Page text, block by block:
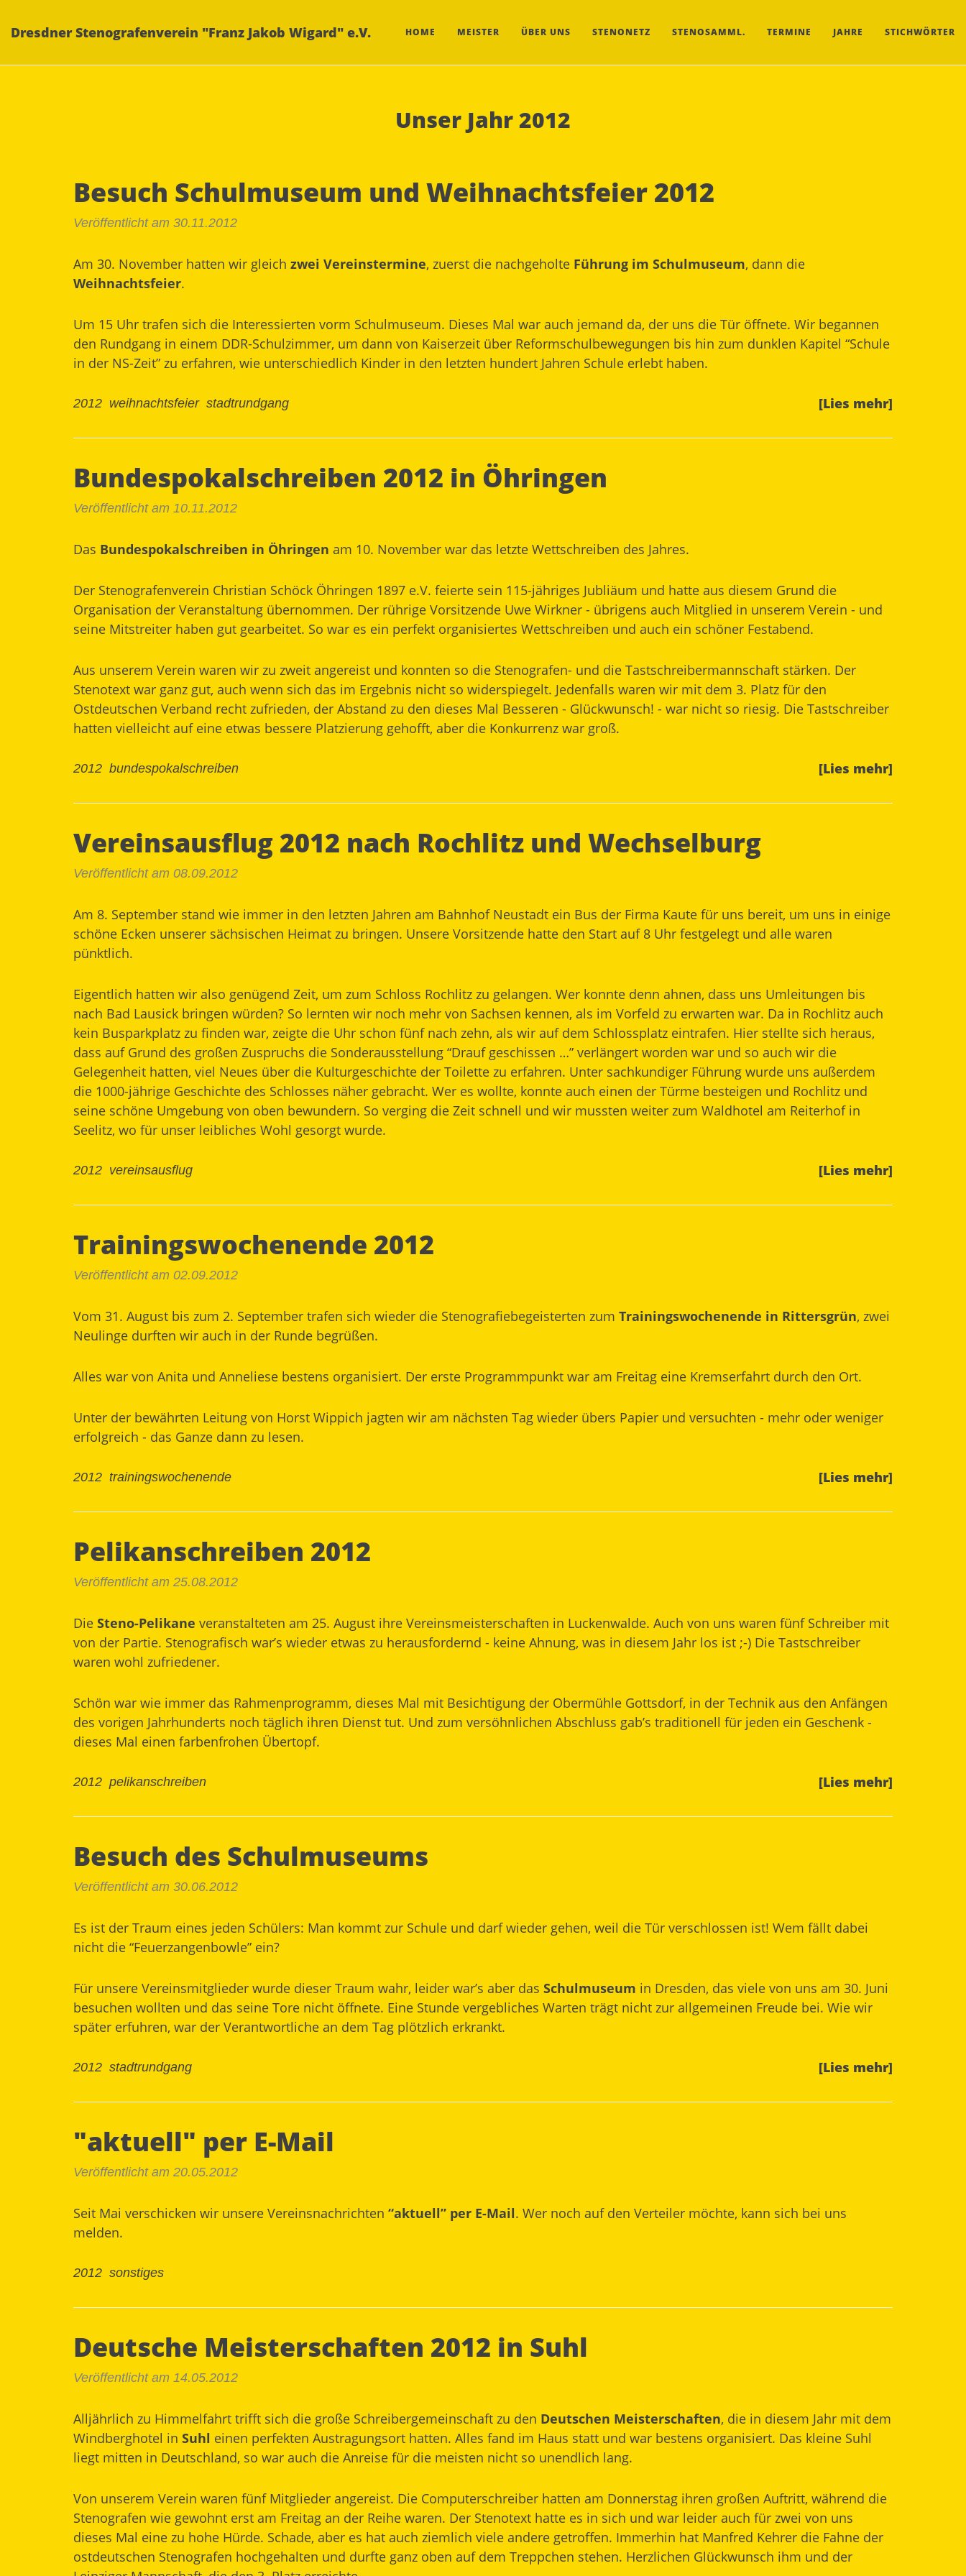
Dresdner Stenografenverein "Franz Jakob Wigard" e.V. HOME MEISTER ÜBER UNS STENONETZ STENOSAMML. TERMINE JAHRE STICHWÖRTER
Unser Jahr 2012
Besuch Schulmuseum und Weihnachtsfeier 2012
Veröffentlicht am 30.11.2012
Am 30. November hatten wir gleich zwei Vereinstermine, zuerst die nachgeholte Führung im Schulmuseum, dann die
Weihnachtsfeier.
Um 15 Uhr trafen sich die Interessierten vorm Schulmuseum. Dieses Mal war auch jemand da, der uns die Tür öffnete. Wir begannen
den Rundgang in einem DDR-Schulzimmer, um dann von Kaiserzeit über Reformschulbewegungen bis hin zum dunklen Kapitel “Schule
in der NS-Zeit” zu erfahren, wie unterschiedlich Kinder in den letzten hundert Jahren Schule erlebt haben.
[Lies mehr]
2012 weihnachtsfeier stadtrundgang
Bundespokalschreiben 2012 in Öhringen
Veröffentlicht am 10.11.2012
Das Bundespokalschreiben in Öhringen am 10. November war das letzte Wettschreiben des Jahres.
Der Stenografenverein Christian Schöck Öhringen 1897 e.V. feierte sein 115-jähriges Jubliäum und hatte aus diesem Grund die
Organisation der Veranstaltung übernommen. Der rührige Vorsitzende Uwe Wirkner - übrigens auch Mitglied in unserem Verein - und
seine Mitstreiter haben gut gearbeitet. So war es ein perfekt organisiertes Wettschreiben und auch ein schöner Festabend.
Aus unserem Verein waren wir zu zweit angereist und konnten so die Stenografen- und die Tastschreibermannschaft stärken. Der
Stenotext war ganz gut, auch wenn sich das im Ergebnis nicht so widerspiegelt. Jedenfalls waren wir mit dem 3. Platz für den
Ostdeutschen Verband recht zufrieden, der Abstand zu den dieses Mal Besseren - Glückwunsch! - war nicht so riesig. Die Tastschreiber
hatten vielleicht auf eine etwas bessere Platzierung gehofft, aber die Konkurrenz war groß.
[Lies mehr]
2012 bundespokalschreiben
Vereinsausflug 2012 nach Rochlitz und Wechselburg
Veröffentlicht am 08.09.2012
Am 8. September stand wie immer in den letzten Jahren am Bahnhof Neustadt ein Bus der Firma Kaute für uns bereit, um uns in einige
schöne Ecken unserer sächsischen Heimat zu bringen. Unsere Vorsitzende hatte den Start auf 8 Uhr festgelegt und alle waren
pünktlich.
Eigentlich hatten wir also genügend Zeit, um zum Schloss Rochlitz zu gelangen. Wer konnte denn ahnen, dass uns Umleitungen bis
nach Bad Lausick bringen würden? So lernten wir noch mehr von Sachsen kennen, als im Vorfeld zu erwarten war. Da in Rochlitz auch
kein Busparkplatz zu finden war, zeigte die Uhr schon fünf nach zehn, als wir auf dem Schlossplatz eintrafen. Hier stellte sich heraus,
dass auf Grund des großen Zuspruchs die Sonderausstellung “Drauf geschissen …” verlängert worden war und so auch wir die
Gelegenheit hatten, viel Neues über die Kulturgeschichte der Toilette zu erfahren. Unter sachkundiger Führung wurde uns außerdem
die 1000-jährige Geschichte des Schlosses näher gebracht. Wer es wollte, konnte auch einen der Türme besteigen und Rochlitz und
seine schöne Umgebung von oben bewundern. So verging die Zeit schnell und wir mussten weiter zum Waldhotel am Reiterhofin
Seelitz, wo für unser leibliches Wohl gesorgt wurde.
[Lies mehr]
2012 vereinsausflug
Trainingswochenende 2012
Veröffentlicht am 02.09.2012
Vom 31. August bis zum 2. September trafen sich wieder die Stenografiebegeisterten zum Trainingswochenende in Rittersgrün, zwei
Neulinge durften wir auch in der Runde begrüßen.
Alles war von Anita und Anneliese bestens organisiert. Der erste Programmpunkt war am Freitag eine Kremserfahrt durch den Ort.
Unter der bewährten Leitung von Horst Wippich jagten wir am nächsten Tag wieder übers Papier und versuchten - mehr oder weniger
erfolgreich - das Ganze dann zu lesen.
[Lies mehr]
2012 trainingswochenende
Pelikanschreiben 2012
Veröffentlicht am 25.08.2012
Die Steno-Pelikane veranstalteten am 25. August ihre Vereinsmeisterschaften in Luckenwalde. Auch von uns waren fünf Schreiber mit
von der Partie. Stenografisch war’s wieder etwas zu herausfordernd - keine Ahnung, was in diesem Jahr los ist ;-) Die Tastschreiber
waren wohl zufriedener.
Schön war wie immer das Rahmenprogramm, dieses Mal mit Besichtigung der Obermühle Gottsdorf, in der Technik aus den Anfängen
des vorigen Jahrhunderts noch täglich ihren Dienst tut. Und zum versöhnlichen Abschluss gab’s traditionell für jeden ein Geschenk -
dieses Mal einen farbenfrohen Übertopf.
[Lies mehr]
2012 pelikanschreiben
Besuch des Schulmuseums
Veröffentlicht am 30.06.2012
Es ist der Traum eines jeden Schülers: Man kommt zur Schule und darf wieder gehen, weil die Tür verschlossen ist! Wem fällt dabei
nicht die “Feuerzangenbowle” ein?
Für unsere Vereinsmitglieder wurde dieser Traum wahr, leider war’s aber das Schulmuseum in Dresden, das viele von uns am 30. Juni
besuchen wollten und das seine Tore nicht öffnete. Eine Stunde vergebliches Warten trägt nicht zur allgemeinen Freude bei. Wie wir
später erfuhren, war der Verantwortliche an dem Tag plötzlich erkrankt.
[Lies mehr]
2012 stadtrundgang
"aktuell" per E-Mail
Veröffentlicht am 20.05.2012
Seit Mai verschicken wir unsere Vereinsnachrichten “aktuell” per E-Mail. Wer noch auf den Verteiler möchte, kann sich bei uns
melden.
2012 sonstiges
Deutsche Meisterschaften 2012 in Suhl
Veröffentlicht am 14.05.2012
Alljährlich zu Himmelfahrt trifft sich die große Schreibergemeinschaft zu den Deutschen Meisterschaften, die in diesem Jahr mit dem
Windberghotel in Suhl einen perfekten Austragungsort hatten. Alles fand im Haus statt und war bestens organisiert. Das kleine Suhl
liegt mitten in Deutschland, so war auch die Anreise für die meisten nicht so unendlich lang.
Von unserem Verein waren fünf Mitglieder angereist. Die Computerschreiber hatten am Donnerstag ihren großen Auftritt, während die
Stenografen wie gewohnt erst am Freitag an der Reihe waren. Der Stenotext hatte es in sich und war leider auch für zwei von uns
dieses Mal eine zu hohe Hürde. Schade, aber es hat auch ziemlich viele andere getroffen. Immerhin hat Manfred Kehrer die Fahne der
ostdeutschen Stenografen hochgehalten und durfte ganz oben auf dem Treppchen stehen. Herzlichen Glückwunsch ihm und der